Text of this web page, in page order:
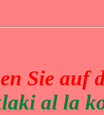
Sie auf
al la